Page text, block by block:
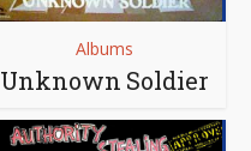
Albums
Unknown Soldier